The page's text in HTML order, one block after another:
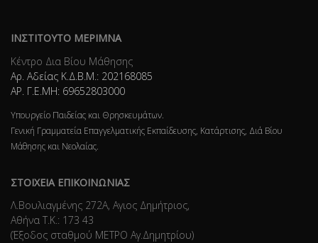
ΙΝΣΤΙΤΟΥΤΟ ΜΕΡΙΜΝΑ
Κέντρο Δια Βίου Μάθησης
Αρ. Αδείας Κ.Δ.Β.Μ.: 202168085
ΑΡ. Γ.Ε.ΜΗ: 69652803000
Υπουργείο Παιδείας και Θρησκευμάτων.
Γενική Γραμματεία Επαγγελματικής Εκπαίδευσης, Κατάρτισης, Διά Βίου
Μάθησης και Νεολαίας.
ΣΤΟΙΧΕΙΑ ΕΠΙΚΟΙΝΩΝΙΑΣ
Λ.Βουλιαγμένης 272Α, Αγιος Δημήτριος,
Αθήνα Τ.Κ.: 173 43
(Έξοδος σταθμού ΜΕΤΡΟ Αγ.Δημητρίου)